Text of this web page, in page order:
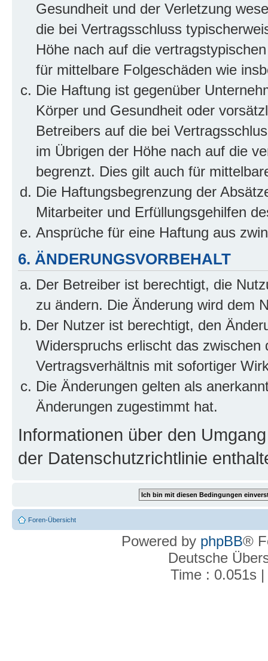
Gesundheit und der Verletzung
die bei Vertragsschluss
Höhe nach auf die
für mittelbare Folgeschäden wie
Die Haftung ist gegenüber
Körper und Gesundheit oder
Betreibers auf die bei
im Übrigen der Höhe nach auf die
begrenzt. Dies gilt auch für
Die Haftungsbegrenzung der
Mitarbeiter und Erfüllungsgehilfen
Ansprüche für eine Haftung aus
6. ÄNDERUNGSVORBEHALT
Der Betreiber ist berechtigt, die
zu ändern. Die Änderung wird dem
Der Nutzer ist berechtigt, den
Widerspruchs erlischt das
Vertragsverhältnis mit sofortiger
Die Änderungen gelten als
Änderungen zugestimmt hat.
Informationen über den
der Datenschutzrichtlinie
Foren-Übersicht
Powered by phpBB®
Deutsche
Time : 0.051s